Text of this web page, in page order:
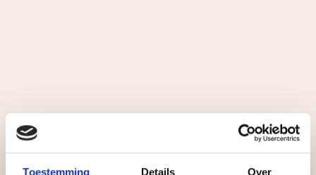
Toestemming Details Over